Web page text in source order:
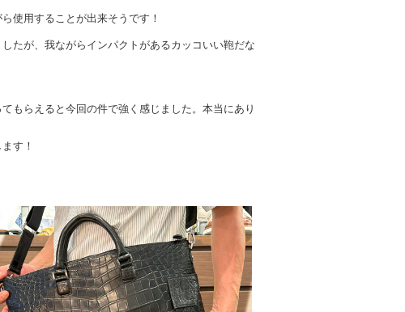
使用することが出来そうです！
たが、我ながらインパクトがあるカッコいい鞄だな
もらえると今回の件で強く感じました。本当にあり
す！